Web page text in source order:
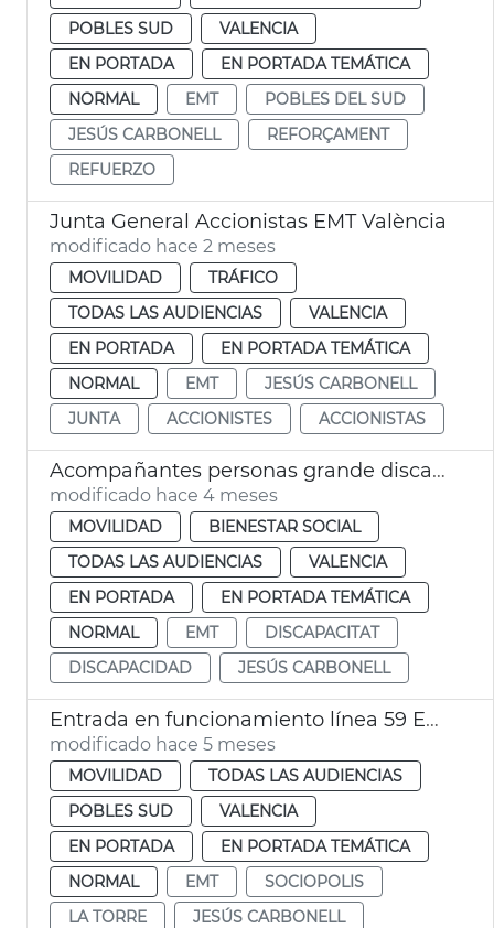
POBLES SUD
VALENCIA
EN PORTADA
EN PORTADA TEMÁTICA
NORMAL
EMT
POBLES DEL SUD
JESÚS CARBONELL
REFORÇAMENT
REFUERZO
Junta General Accionistas EMT València
modificado hace 2 meses
MOVILIDAD
TRÁFICO
TODAS LAS AUDIENCIAS
VALENCIA
EN PORTADA
EN PORTADA TEMÁTICA
NORMAL
EMT
JESÚS CARBONELL
JUNTA
ACCIONISTES ACCIONISTAS
Acompañantes personas grande discapacidad viajan gratis EMT València
modificado hace 4 meses
MOVILIDAD
BIENESTAR SOCIAL
TODAS LAS AUDIENCIAS
VALENCIA
EN PORTADA
EN PORTADA TEMÁTICA
NORMAL
EMT
DISCAPACITAT
DISCAPACIDAD
JESÚS CARBONELL
Entrada en funcionamiento línea 59 EMT València
modificado hace 5 meses
MOVILIDAD
TODAS LAS AUDIENCIAS
POBLES SUD
VALENCIA
EN PORTADA
EN PORTADA TEMÁTICA
NORMAL
EMT
SOCIOPOLIS
LA TORRE
JESÚS CARBONELL